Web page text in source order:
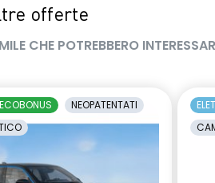
offerte
CHE POTREBBERO
ECOBONUS
NEOPATENTATI